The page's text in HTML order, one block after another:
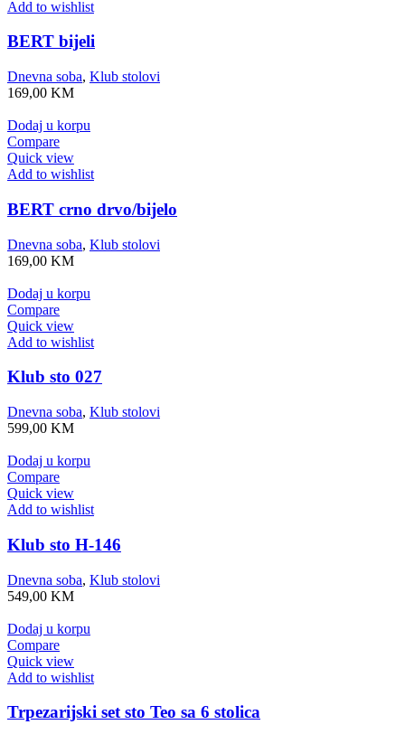
Add to wishlist
BERT bijeli
Dnevna soba, Klub stolovi
169,00 KM
Dodaj u korpu
Compare
Quick view
Add to wishlist
BERT crno drvo/bijelo
Dnevna soba, Klub stolovi
169,00 KM
Dodaj u korpu
Compare
Quick view
Add to wishlist
Klub sto 027
Dnevna soba, Klub stolovi
599,00 KM
Dodaj u korpu
Compare
Quick view
Add to wishlist
Klub sto H-146
Dnevna soba, Klub stolovi
549,00 KM
Dodaj u korpu
Compare
Quick view
Add to wishlist
Trpezarijski set sto Teo sa 6 stolica